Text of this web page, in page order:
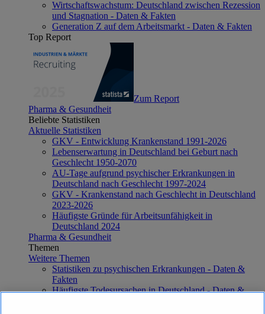
Wirtschaftswachstum: Deutschland zwischen Rezession
und Stagnation - Daten & Fakten
Generation Z auf dem Arbeitsmarkt - Daten & Fakten
Top Report
Zum Report
Pharma & Gesundheit
Beliebte Statistiken
Aktuelle Statistiken
GKV - Entwicklung Krankenstand 1991-2026
Lebenserwartung in Deutschland bei Geburt nach
Geschlecht 1950-2070
AU-Tage aufgrund psychischer Erkrankungen in
Deutschland nach Geschlecht 1997-2024
GKV - Krankenstand nach Geschlecht in Deutschland
2023-2026
Häufigste Gründe für Arbeitsunfähigkeit in
Deutschland 2024
Pharma & Gesundheit
Themen
Weitere Themen
Statistiken zu psychischen Erkrankungen - Daten &
Fakten
Häufigste Todesursachen in Deutschland - Daten &